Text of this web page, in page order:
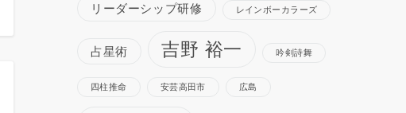
リーダーシップ研修 レインボーカラーズ
占星術 吉野 裕一 吟剣詩舞
四柱推命 安芸高田市 広島